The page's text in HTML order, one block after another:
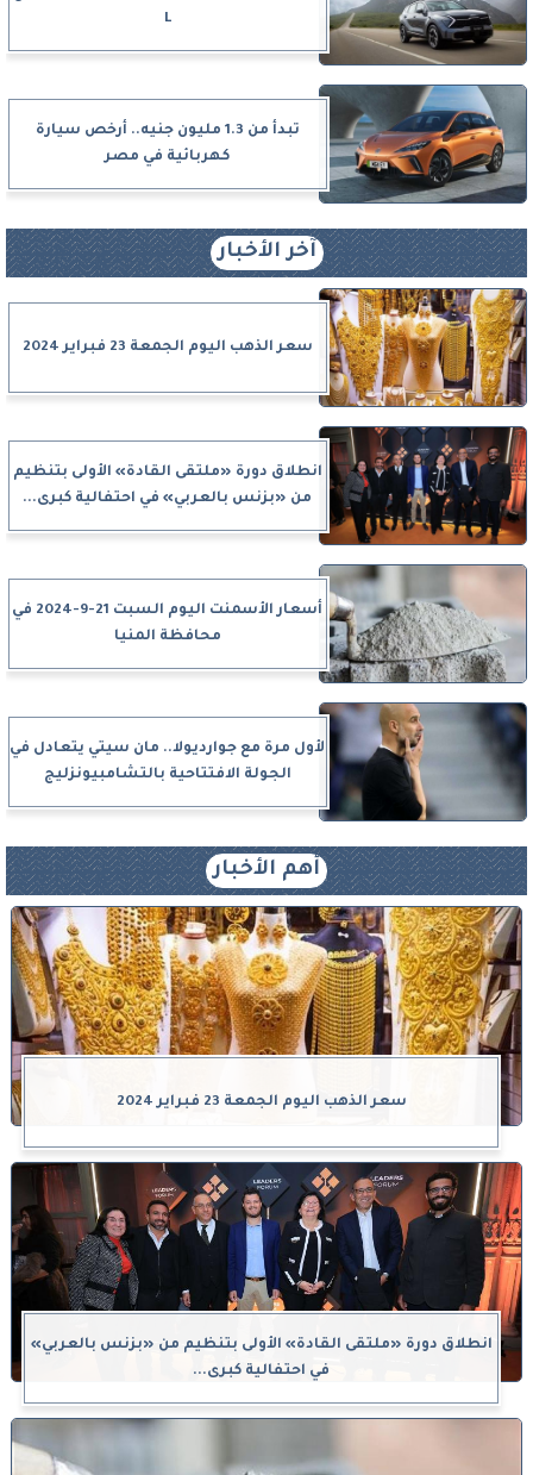
L
تبدأ من 1.3 مليون جنيه.. أرخص سيارة
كهربائية في مصر
آخر الأخبار
سعر الذهب اليوم الجمعة 23 فبراير 2024
انطلاق دورة «ملتقى القادة» الأولى بتنظيم
من «بزنس بالعربي» في احتفالية كبرى...
أسعار الأسمنت اليوم السبت 21-9-2024 في
محافظة المنيا
لأول مرة مع جوارديولا.. مان سيتي يتعادل في
الجولة الافتتاحية بالتشامبيونزليج
أهم الأخبار
سعر الذهب اليوم الجمعة 23 فبراير 2024
انطلاق دورة «ملتقى القادة» الأولى بتنظيم من «بزنس بالعربي»
في احتفالية كبرى...